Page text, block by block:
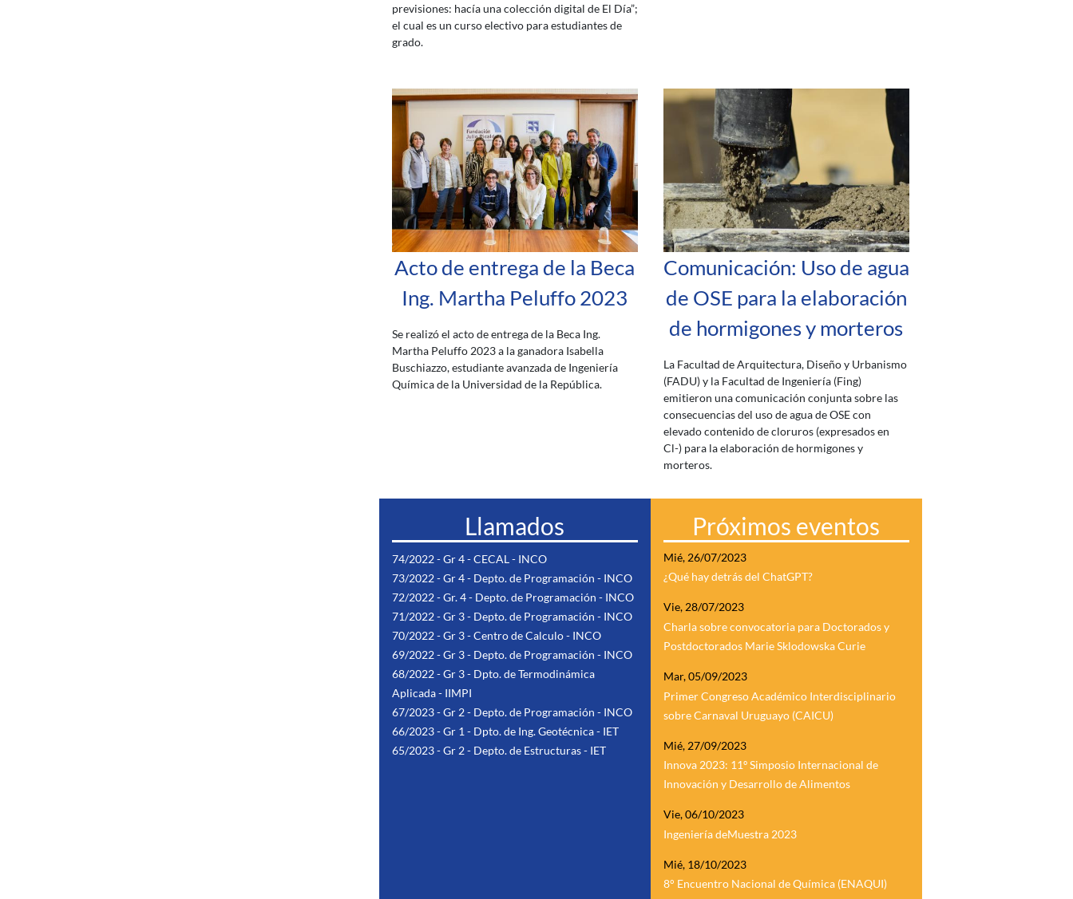
previsiones: hacía una colección digital de El Día”;
el cual es un curso electivo para estudiantes de
grado.
Acto de entrega de la Beca
Ing. Martha Peluffo 2023
Se realizó el acto de entrega de la Beca Ing.
Martha Peluffo 2023 a la ganadora Isabella
Buschiazzo, estudiante avanzada de Ingeniería
Química de la Universidad de la República.
Comunicación: Uso de agua
de OSE para la elaboración
de hormigones y morteros
La Facultad de Arquitectura, Diseño y Urbanismo
(FADU) y la Facultad de Ingeniería (Fing)
emitieron una comunicación conjunta sobre las
consecuencias del uso de agua de OSE con
elevado contenido de cloruros (expresados en
Cl-) para la elaboración de hormigones y
morteros.
Llamados
74/2022 - Gr 4 - CECAL - INCO
73/2022 - Gr 4 - Depto. de Programación - INCO
72/2022 - Gr. 4 - Depto. de Programación - INCO
71/2022 - Gr 3 - Depto. de Programación - INCO
70/2022 - Gr 3 - Centro de Calculo - INCO
69/2022 - Gr 3 - Depto. de Programación - INCO
68/2022 - Gr 3 - Dpto. de Termodinámica
Aplicada - IIMPI
67/2023 - Gr 2 - Depto. de Programación - INCO
66/2023 - Gr 1 - Dpto. de Ing. Geotécnica - IET
65/2023 - Gr 2 - Depto. de Estructuras - IET
Próximos eventos
Mié, 26/07/2023
¿Qué hay detrás del ChatGPT?
Vie, 28/07/2023
Charla sobre convocatoria para Doctorados y
Postdoctorados Marie Sklodowska Curie
Mar, 05/09/2023
Primer Congreso Académico Interdisciplinario
sobre Carnaval Uruguayo (CAICU)
Mié, 27/09/2023
Innova 2023: 11º Simposio Internacional de
Innovación y Desarrollo de Alimentos
Vie, 06/10/2023
Ingeniería deMuestra 2023
Mié, 18/10/2023
8° Encuentro Nacional de Química (ENAQUI)